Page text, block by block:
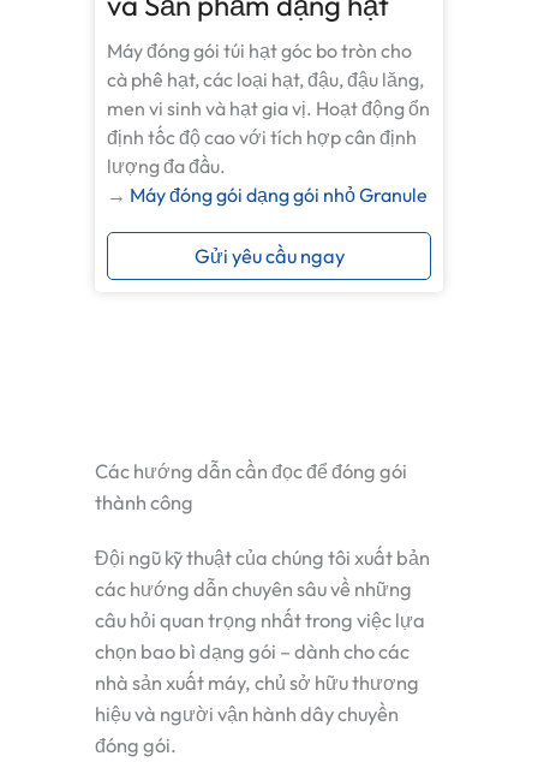
Máy đóng gói túi hạt góc bo tròn cho
cà phê hạt, các loại hạt, đậu, đậu lăng,
men vi sinh và hạt gia vị. Hoạt động ổn
định tốc độ cao với tích hợp cân định
lượng đa đầu.
→ Máy đóng gói dạng gói nhỏ Granule
Gửi yêu cầu ngay
Các hướng dẫn cần đọc để đóng gói
thành công
Đội ngũ kỹ thuật của chúng tôi xuất bản
các hướng dẫn chuyên sâu về những
câu hỏi quan trọng nhất trong việc lựa
chọn bao bì dạng gói – dành cho các
nhà sản xuất máy, chủ sở hữu thương
hiệu và người vận hành dây chuyền
đóng gói.